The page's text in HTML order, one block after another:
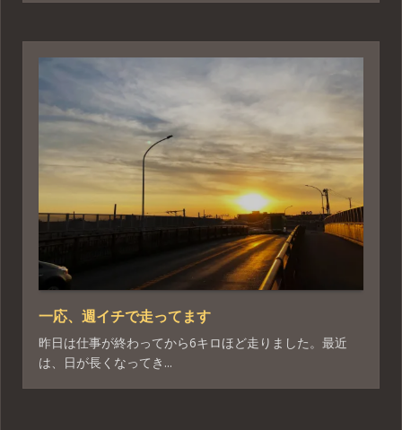
一応、週イチで走ってます
昨日は仕事が終わってから6キロほど走りました。最近
は、日が長くなってき...